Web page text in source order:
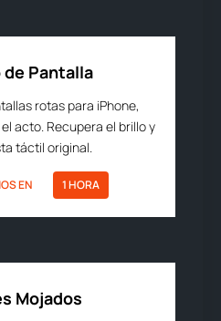
de Pantalla
rotas para iPhone,
acto. Recupera el brillo y
táctil original.
EN 1 HORA
Mojados